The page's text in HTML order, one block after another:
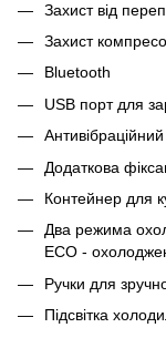
Захист від
Захист
Bluetooth
USB порт для
Додаткова
Контейнер для
Два режима
ECO -
Ручки для
Підсвітка